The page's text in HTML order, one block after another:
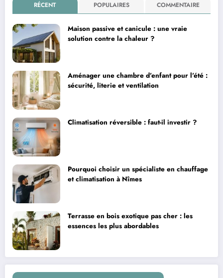
RÉCENT POPULAIRES COMMENTAIRE
Maison passive et canicule : une vraie
solution contre la chaleur ?
Aménager une chambre d’enfant pour l’été :
sécurité, literie et ventilation
Climatisation réversible : faut-il investir ?
Pourquoi choisir un spécialiste en chauffage
et climatisation à Nîmes
Terrasse en bois exotique pas cher : les
essences les plus abordables